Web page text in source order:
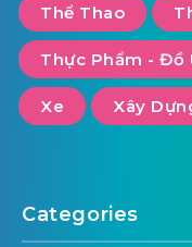
Thể Thao
Thực Phẩm - Đồ
Xe Xây
Categories